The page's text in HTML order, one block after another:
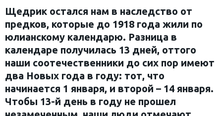
Щедрик остался нам в наследство от
предков, которые до 1918 года жили по
юлианскому календарю. Разница в
календаре получилась 13 дней, оттого
наши соотечественники до сих пор имеют
два Новых года в году: тот, что
начинается 1 января, и второй – 14 января.
Чтобы 13-й день в году не прошел